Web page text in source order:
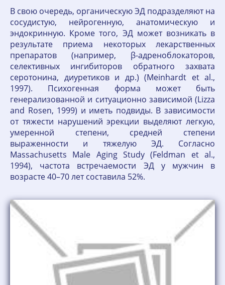
В свою очередь, органическую ЭД подразделяют на
сосудистую, нейрогенную, анатомическую и
эндокринную. Кроме того, ЭД может возникать в
результате приема некоторых лекарственных
препаратов (например, β-адреноблокаторов,
селективных ингибиторов обратного захвата
серотонина, диуретиков и др.) (Meinhardt et al.,
1997). Психогенная форма может быть
генерализованной и ситуационно зависимой (Lizza
and Rosen, 1999) и иметь подвиды. В зависимости
от тяжести нарушений эрекции выделяют легкую,
умеренной степени, средней степени
выраженности и тяжелую ЭД. Согласно
Massachusetts Male Aging Study (Feldman et al.,
1994), частота встречаемости ЭД у мужчин в
возрасте 40–70 лет составила 52%.